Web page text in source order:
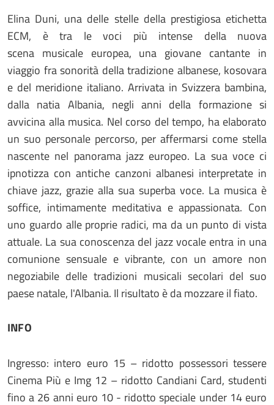
Elina Duni, una delle stelle della prestigiosa etichetta
ECM, è tra le voci più intense della nuova
scena musicale europea, una giovane cantante in
viaggio fra sonorità della tradizione albanese, kosovara
e del meridione italiano. Arrivata in Svizzera bambina,
dalla natia Albania, negli anni della formazione si
avvicina alla musica. Nel corso del tempo, ha elaborato
un suo personale percorso, per affermarsi come stella
nascente nel panorama jazz europeo. La sua voce ci
ipnotizza con antiche canzoni albanesi interpretate in
chiave jazz, grazie alla sua superba voce. La musica è
soffice, intimamente meditativa e appassionata. Con
uno guardo alle proprie radici, ma da un punto di vista
attuale. La sua conoscenza del jazz vocale entra in una
comunione sensuale e vibrante, con un amore non
negoziabile delle tradizioni musicali secolari del suo
paese natale, l'Albania. Il risultato è da mozzare il fiato.
INFO
Ingresso: intero euro 15 – ridotto possessori tessere
Cinema Più e Img 12 – ridotto Candiani Card, studenti
fino a 26 anni euro 10 - ridotto speciale under 14 euro